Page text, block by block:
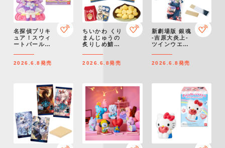
名探偵プリキ
ュア！スウィ
ートパールド
2026.6.8発売
ちいかわ くり
まんじゅうの
炙りしめ鯖ス
2026.6.8発売
新劇場版 銀魂
-吉原大炎上-
ツインウエハ
2026.6.8発売